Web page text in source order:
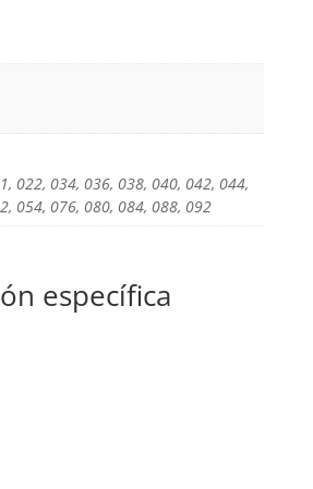
022, 034, 036, 038, 040, 042, 044,
054, 076, 080, 084, 088, 092
específica